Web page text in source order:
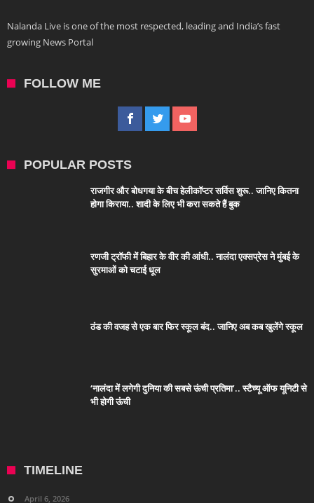
Nalanda Live is one of the most respected, leading and India’s fast
growing News Portal
FOLLOW ME
POPULAR POSTS
राजगीर और बोधगया के बीच हेलीकॉप्टर सर्विस शुरू.. जानिए कितना
होगा किराया.. शादी के लिए भी करा सकते हैं बुक
रणजी ट्रॉफी में बिहार के वीर की आंधी.. नालंदा एक्सप्रेस ने मुंबई के
सुरमाओं को चटाई धूल
ठंड की वजह से एक बार फिर स्कूल बंद.. जानिए अब कब खुलेंगे स्कूल
‘नालंदा में लगेगी दुनिया की सबसे ऊंची प्रतिमा’.. स्टैच्यू ऑफ यूनिटी से
भी होगी ऊंची
TIMELINE
April 6, 2026